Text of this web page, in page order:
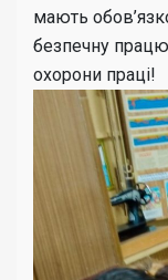
мають
безпечну
охорони праці!